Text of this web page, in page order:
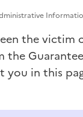
the victim
you in this